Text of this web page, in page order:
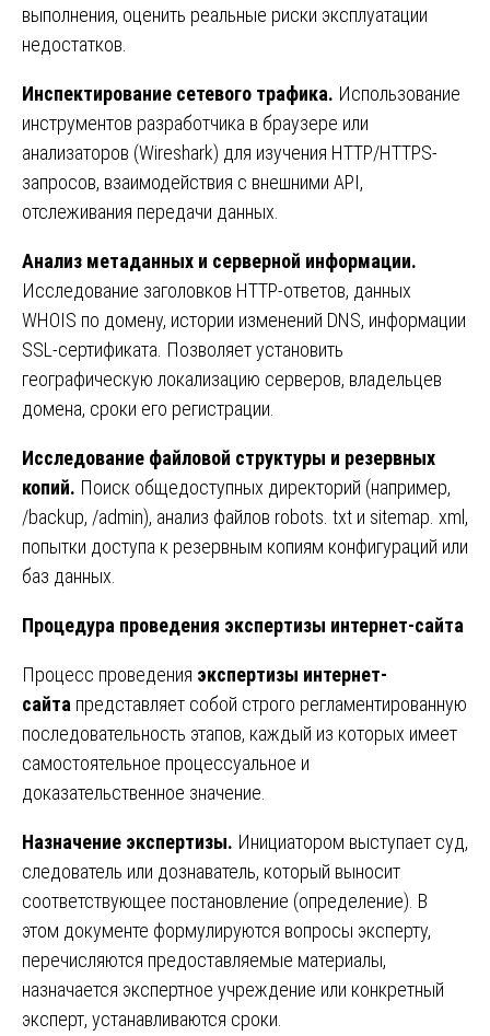
выполнения, оценить реальные риски эксплуатации
недостатков.
Инспектирование сетевого трафика. Использование
инструментов разработчика в браузере или
анализаторов (Wireshark) для изучения HTTP/HTTPS-
запросов, взаимодействия с внешними API,
отслеживания передачи данных.
Анализ метаданных и серверной информации.
Исследование заголовков HTTP-ответов, данных
WHOIS по домену, истории изменений DNS, информации
SSL-сертификата. Позволяет установить
географическую локализацию серверов, владельцев
домена, сроки его регистрации.
Исследование файловой структуры и резервных
копий. Поиск общедоступных директорий (например,
/backup, /admin), анализ файлов robots. txt и sitemap. xml,
попытки доступа к резервным копиям конфигураций или
баз данных.
Процедура проведения экспертизы интернет-сайта
Процесс проведения экспертизы интернет-
сайта представляет собой строго регламентированную
последовательность этапов, каждый из которых имеет
самостоятельное процессуальное и
доказательственное значение.
Назначение экспертизы. Инициатором выступает суд,
следователь или дознаватель, который выносит
соответствующее постановление (определение). В
этом документе формулируются вопросы эксперту,
перечисляются предоставляемые материалы,
назначается экспертное учреждение или конкретный
эксперт, устанавливаются сроки.